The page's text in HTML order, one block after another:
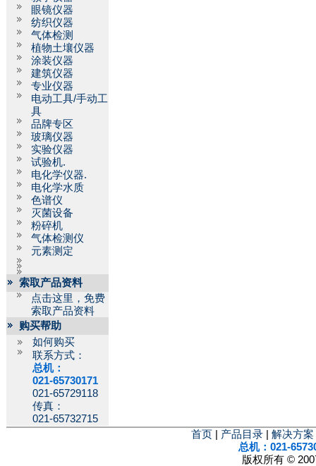
眼镜仪器
纺织仪器
气体检测
植物土壤仪器
涂装仪器
建筑仪器
专业仪器
电动工具/手动工
具
品牌专区
玻璃仪器
实验仪器
试验机.
电化学仪器.
电化学水质
色谱仪
灭菌设备
粉碎机
气体检测仪
元素测定
索取产品资料
点击这里，免费
索取产品资料
购买帮助
如何购买
联系方式：
总机：
021-65730171
021-65729118
传真：
021-65732715
首页 产品目录 解决方案
总机：021-
版权所有 ©